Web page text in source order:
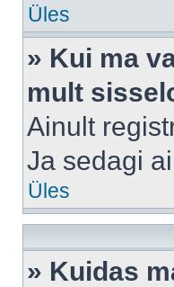
Üles
» Kui ma
mult
Ainult
Ja sedagi
Üles
» Kuidas